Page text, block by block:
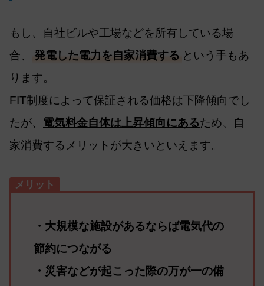
もし、自社ビルや工場などを所有している場
合、
発電した電力を自家消費する という手もあ
ります。
FIT制度によって保証される価格は下降傾向でし
たが、 電気料金自体は上昇傾向にあるため、自
家消費するメリットが大きいといえます。
メリット
・大規模な施設があるならば電気代の
節約につながる
・災害などが起こった際の万が一の備